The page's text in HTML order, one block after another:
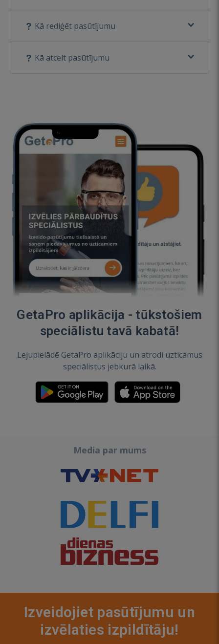
Kā rediģēt pasūtījumu
Kā atcelt pasūtījumu
GetaPro aplikācija - tūkstošiem
speciālistu tavā kabatā!
Lejupielādē GetaPro aplikāciju un atrodi uzticamus
speciālistus jebkurā laikā.
Media par mums
Izveidojiet pasūtījumu un
izvēlaties izpildītāju!